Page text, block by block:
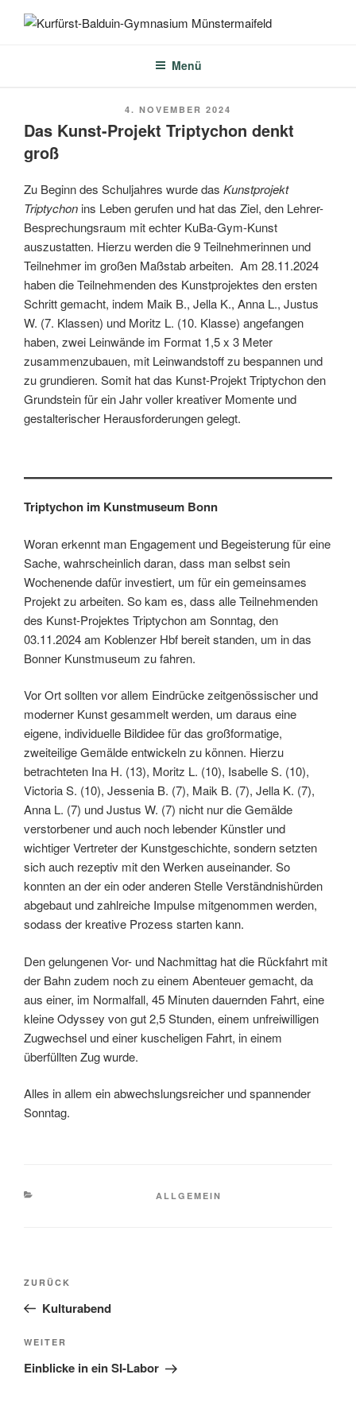
Inhalt
Menü
VERÖFFENTLICHT
AM
4. NOVEMBER 2024
Das Kunst-Projekt Triptychon denkt
groß
Zu Beginn des Schuljahres wurde das Kunstprojekt
Triptychon ins Leben gerufen und hat das Ziel, den Lehrer-
Besprechungsraum mit echter KuBa-Gym-Kunst
auszustatten. Hierzu werden die 9 Teilnehmerinnen und
Teilnehmer im großen Maßstab arbeiten. Am 28.11.2024
haben die Teilnehmenden des Kunstprojektes den ersten
Schritt gemacht, indem Maik B., Jella K., Anna L., Justus
W. (7. Klassen) und Moritz L. (10. Klasse) angefangen
haben, zwei Leinwände im Format 1,5 x 3 Meter
zusammenzubauen, mit Leinwandstoff zu bespannen und
zu grundieren. Somit hat das Kunst-Projekt Triptychon den
Grundstein für ein Jahr voller kreativer Momente und
gestalterischer Herausforderungen gelegt.
Triptychon im Kunstmuseum Bonn
Woran erkennt man Engagement und Begeisterung für eine
Sache, wahrscheinlich daran, dass man selbst sein
Wochenende dafür investiert, um für ein gemeinsames
Projekt zu arbeiten. So kam es, dass alle Teilnehmenden
des Kunst-Projektes Triptychon am Sonntag, den
03.11.2024 am Koblenzer Hbf bereit standen, um in das
Bonner Kunstmuseum zu fahren.
Vor Ort sollten vor allem Eindrücke zeitgenössischer und
moderner Kunst gesammelt werden, um daraus eine
eigene, individuelle Bildidee für das großformatige,
zweiteilige Gemälde entwickeln zu können. Hierzu
betrachteten Ina H. (13), Moritz L. (10), Isabelle S. (10),
Victoria S. (10), Jessenia B. (7), Maik B. (7), Jella K. (7),
Anna L. (7) und Justus W. (7) nicht nur die Gemälde
verstorbener und auch noch lebender Künstler und
wichtiger Vertreter der Kunstgeschichte, sondern setzten
sich auch rezeptiv mit den Werken auseinander. So
konnten an der ein oder anderen Stelle Verständnishürden
abgebaut und zahlreiche Impulse mitgenommen werden,
sodass der kreative Prozess starten kann.
Den gelungenen Vor- und Nachmittag hat die Rückfahrt mit
der Bahn zudem noch zu einem Abenteuer gemacht, da
aus einer, im Normalfall, 45 Minuten dauernden Fahrt, eine
kleine Odyssey von gut 2,5 Stunden, einem unfreiwilligen
Zugwechsel und einer kuscheligen Fahrt, in einem
überfüllten Zug wurde.
Alles in allem ein abwechslungsreicher und spannender
Sonntag.
KATEGORIEN
ALLGEMEIN
Beitragsnavigation
Vorheriger
Beitrag
ZURÜCK
Kulturabend
Nächster
Beitrag
WEITER
Einblicke in ein SI-Labor